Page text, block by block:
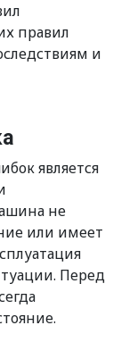
правил
и
является
не
или имеет
Перед